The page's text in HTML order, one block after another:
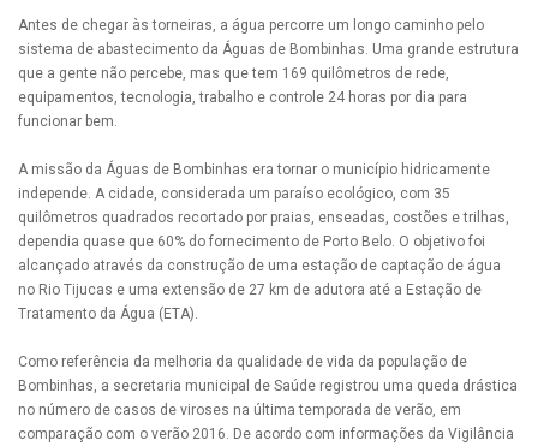
Antes de chegar às torneiras, a água percorre um longo caminho pelo
sistema de abastecimento da Águas de Bombinhas. Uma grande estrutura
que a gente não percebe, mas que tem 169 quilômetros de rede,
equipamentos, tecnologia, trabalho e controle 24 horas por dia para
funcionar bem.
A missão da Águas de Bombinhas era tornar o município hidricamente
independe. A cidade, considerada um paraíso ecológico, com 35
quilômetros quadrados recortado por praias, enseadas, costões e trilhas,
dependia quase que 60% do fornecimento de Porto Belo. O objetivo foi
alcançado através da construção de uma estação de captação de água
no Rio Tijucas e uma extensão de 27 km de adutora até a Estação de
Tratamento da Água (ETA).
Como referência da melhoria da qualidade de vida da população de
Bombinhas, a secretaria municipal de Saúde registrou uma queda drástica
no número de casos de viroses na última temporada de verão, em
comparação com o verão 2016. De acordo com informações da Vigilância